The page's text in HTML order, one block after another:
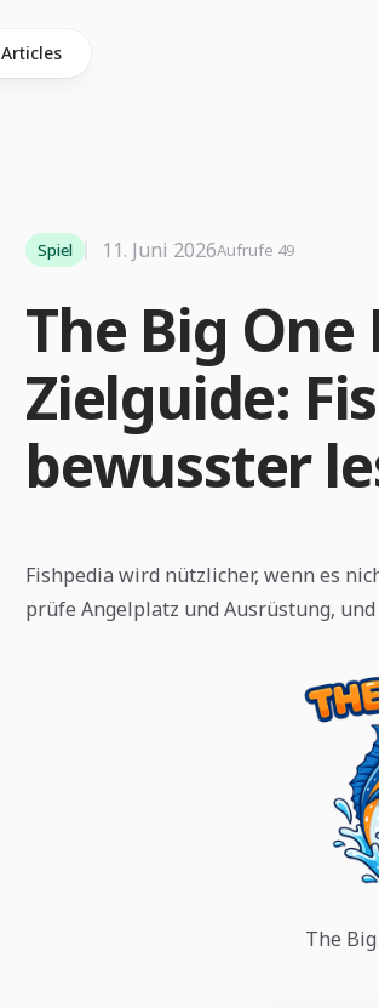
Articles
The Big
Zielguide:
bewusster
Spiel 11. Juni 2026Aufrufe 49
Fishpedia wird nützlicher, wenn es
prüfe Angelplatz und Ausrüstung,
The